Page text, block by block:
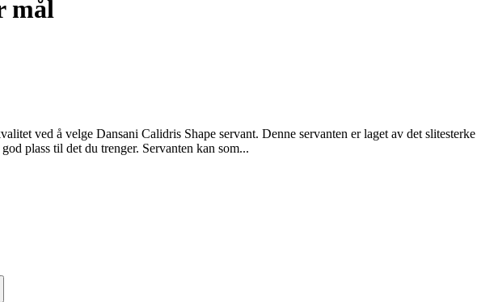
mål
ved å velge Dansani Calidris Shape servant. Denne servanten er laget av det
plass til det du trenger. Servanten kan som...